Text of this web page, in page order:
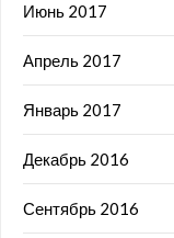
Июнь 2017
Апрель 2017
Январь 2017
Декабрь 2016
Сентябрь 2016